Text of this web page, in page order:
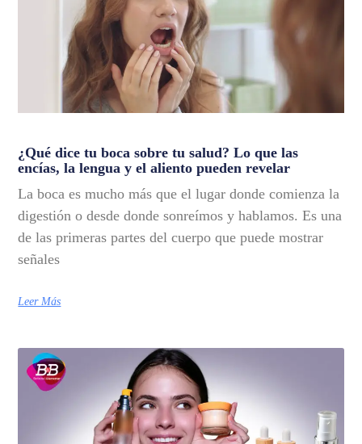
¿Qué dice tu boca sobre tu salud? Lo que las
encías, la lengua y el aliento pueden revelar
La boca es mucho más que el lugar donde comienza la
digestión o desde donde sonreímos y hablamos. Es una
de las primeras partes del cuerpo que puede mostrar
señales
Leer Más